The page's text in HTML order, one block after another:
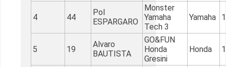
4 44
Pol
ESPARGARO
Monster
Yamaha
Tech 3
Yamaha
5 19
Alvaro
BAUTISTA
GO&FUN
Honda
Gresini
Honda